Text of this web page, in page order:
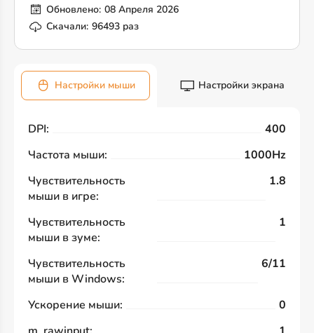
Обновлено: 08 Апреля 2026
Скачали: 96493 раз
Настройки мыши Настройки экрана
DPI:
400
Частота мыши:
1000Hz
Чувствительность
мыши в игре:
1.8
Чувствительность
мыши в зуме:
1
Чувствительность
мыши в Windows:
6/11
Ускорение мыши:
0